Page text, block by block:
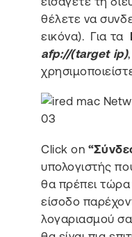
θέλετε να
εικόνα). Για τα
afp://(target ip)
Click on
υπολογιστής
θα πρέπει τώρα
είσοδο
λογαριασμού